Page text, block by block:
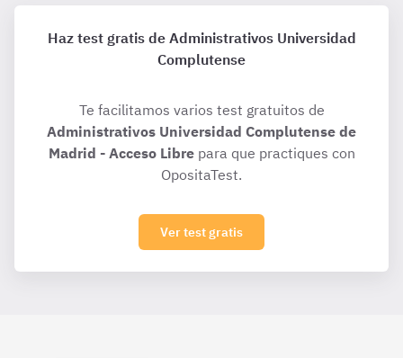
Haz test gratis de Administrativos Universidad
Complutense
Te facilitamos varios test gratuitos de
Administrativos Universidad Complutense de
Madrid - Acceso Librepara que practiques con
OpositaTest.
Ver test gratis